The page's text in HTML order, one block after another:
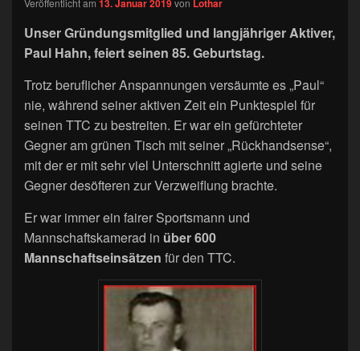
Unser Gründungsmitglied und langjähriger Aktiver,
Paul Hahn, feiert seinen 85. Geburtstag.
Trotz beruflicher Anspannungen versäumte es „Paul“
nie, während seiner aktiven Zeit ein Punktespiel für
seinen TTC zu bestreiten. Er war ein gefürchteter
Gegner am grünen Tisch mit seiner „Rückhandsense“,
mit der er mit sehr viel Unterschnitt agierte und seine
Gegner desöfteren zur Verzweiflung brachte.
Er war immer ein fairer Sportsmann und
Mannschaftskamerad in über 600
Mannschaftseinsätzen für den TTC.